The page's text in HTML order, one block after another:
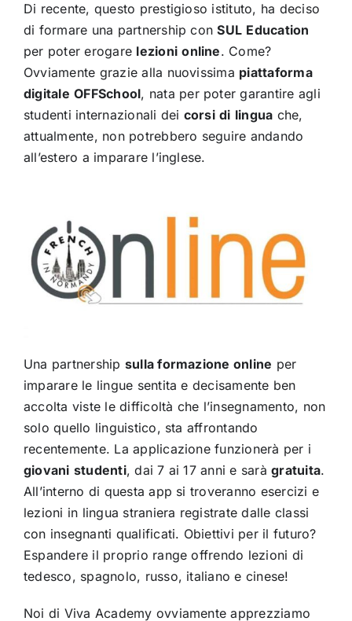
Di recente, questo prestigioso istituto, ha deciso
di formare una partnership conSUL Education
per poter erogare lezioni online. Come?
Ovviamente grazie alla nuovissima piattaforma
digitale OFFSchool, nata per poter garantire agli
studenti internazionali dei corsi di lingua che,
attualmente, non potrebbero seguire andando
all’estero a imparare l’inglese.
Una partnership sulla formazione online per
imparare le lingue sentita e decisamente ben
accolta viste le difficoltà che l’insegnamento, non
solo quello linguistico, sta affrontando
recentemente. La applicazione funzionerà per i
giovani studenti, dai 7 ai 17 anni e saràgratuita.
All’interno di questa app si troveranno esercizi e
lezioni in lingua straniera registrate dalle classi
con insegnanti qualificati. Obiettivi per il futuro?
Espandere il proprio range offrendo lezioni di
tedesco, spagnolo, russo, italiano e cinese!
Noi di Viva Academy ovviamente apprezziamo